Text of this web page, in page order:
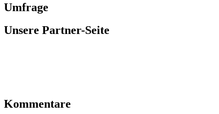
Umfrage
Unsere Partner-Seite
Kommentare